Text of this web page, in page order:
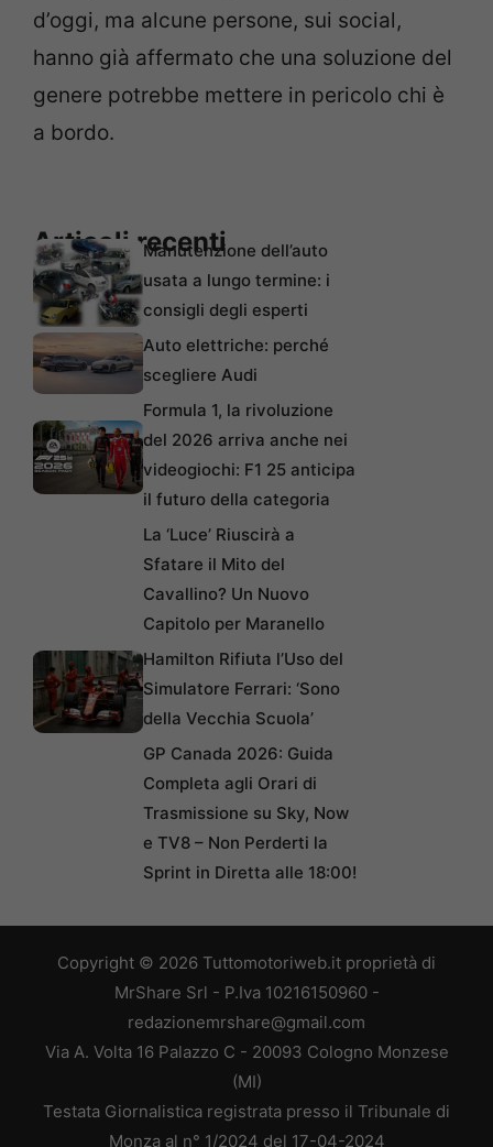
d’oggi, ma alcune persone, sui social,
hanno già affermato che una soluzione del
genere potrebbe mettere in pericolo chi è
a bordo.
Articoli recentiManutenzione dell’auto
usata a lungo termine: i
consigli degli esperti
Auto elettriche: perché
scegliere Audi
Formula 1, la rivoluzione
del 2026 arriva anche nei
videogiochi: F1 25 anticipa
il futuro della categoria
La ‘Luce’ Riuscirà a
Sfatare il Mito del
Cavallino? Un Nuovo
Capitolo per Maranello
Hamilton Rifiuta l’Uso del
Simulatore Ferrari: ‘Sono
della Vecchia Scuola’
GP Canada 2026: Guida
Completa agli Orari di
Trasmissione su Sky, Now
e TV8 – Non Perderti la
Sprint in Diretta alle 18:00!
Copyright © 2026 Tuttomotoriweb.it proprietà di
MrShare Srl - P.Iva 10216150960 -
redazionemrshare@gmail.com
Via A. Volta 16 Palazzo C - 20093 Cologno Monzese
(MI)
Testata Giornalistica registrata presso il Tribunale di
Monza al n° 1/2024 del 17-04-2024